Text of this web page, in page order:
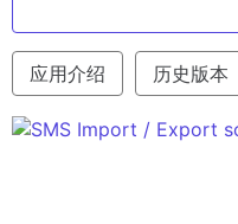
应用介绍 历史版本